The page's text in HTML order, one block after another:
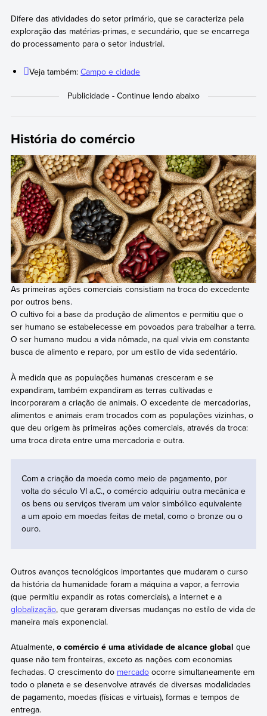
Difere das atividades do setor primário, que se caracteriza pela
exploração das matérias-primas, e secundário, que se encarrega
do processamento para o setor industrial.
Veja também:Campo e cidade
História do comércio
As primeiras ações comerciais consistiam na troca do excedente
por outros bens.
O cultivo foi a base da produção de alimentos e permitiu que o
ser humano se estabelecesse em povoados para trabalhar a terra.
O ser humano mudou a vida nômade, na qual vivia em constante
busca de alimento e reparo, por um estilo de vida sedentário.
À medida que as populações humanas cresceram e se
expandiram, também expandiram as terras cultivadas e
incorporaram a criação de animais. O excedente de mercadorias,
alimentos e animais eram trocados com as populações vizinhas, o
que deu origem às primeiras ações comerciais, através da troca:
uma troca direta entre uma mercadoria e outra.
Com a criação da moeda como meio de pagamento, por
volta do século VI a.C., o comércio adquiriu outra mecânica e
os bens ou serviços tiveram um valor simbólico equivalente
a um apoio em moedas feitas de metal, como o bronze ou o
ouro.
Outros avanços tecnológicos importantes que mudaram o curso
da história da humanidade foram a máquina a vapor, a ferrovia
(que permitiu expandir as rotas comerciais), a internet e a
globalização, que geraram diversas mudanças no estilo de vida de
maneira mais exponencial.
Atualmente, o comércio é uma atividade de alcance global que
quase não tem fronteiras, exceto as nações com economias
fechadas. O crescimento do mercadoocorre simultaneamente em
todo o planeta e se desenvolve através de diversas modalidades
de pagamento, moedas (físicas e virtuais), formas e tempos de
entrega.